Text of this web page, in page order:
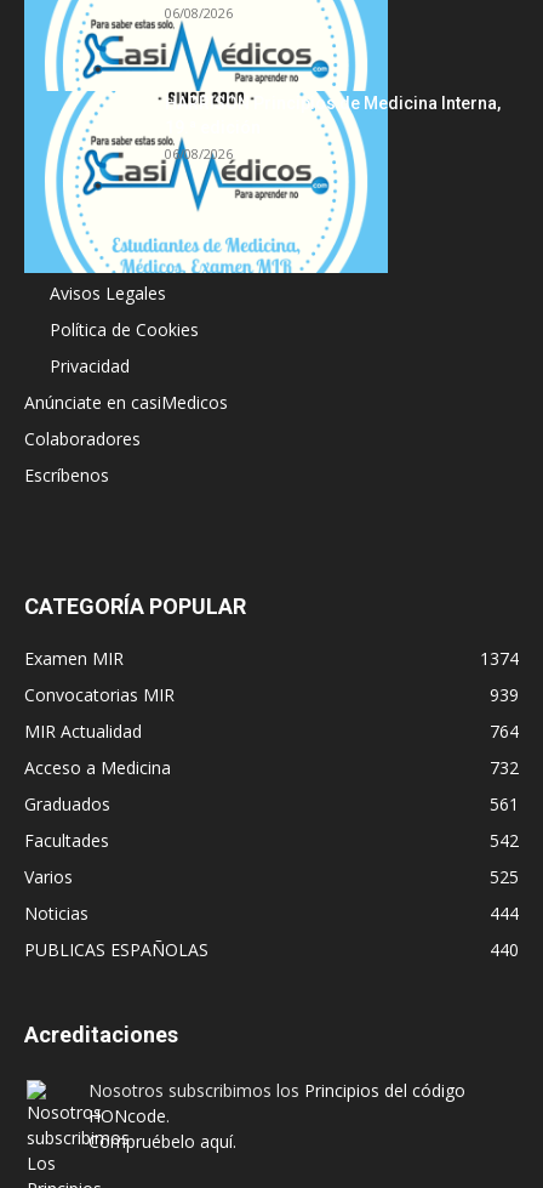
06/08/2026
HARRISON Principios de Medicina Interna,
06/08/2026
Acerca de
Avisos Legales
Política de Cookies
Privacidad
Anúnciate en casiMedicos
Colaboradores
Escríbenos
CATEGORÍA POPULAR
Examen MIR
1374
Convocatorias MIR
939
MIR Actualidad
764
Acceso a Medicina
732
Graduados
561
Facultades
542
Varios
525
Noticias
444
PUBLICAS ESPAÑOLAS
440
Acreditaciones
Nosotros subscribimos los Principios del código
HONcode.
Compruébelo aquí.